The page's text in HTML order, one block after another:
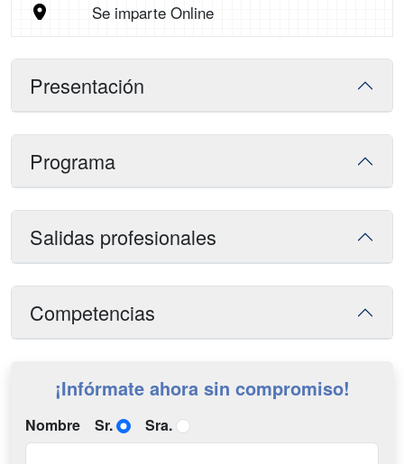
Se imparte Online
Presentación
Programa
Salidas profesionales
Competencias
¡Infórmate ahora sin compromiso!
Nombre Sr. Sra.